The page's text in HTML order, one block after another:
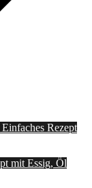
Rezept
mit Essig, Öl